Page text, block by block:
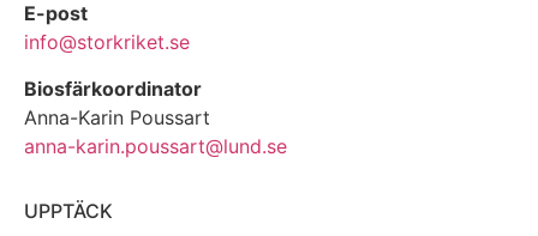
E-post
info@storkriket.se
Biosfärkoordinator
Anna-Karin Poussart
anna-karin.poussart@lund.se
UPPTÄCK